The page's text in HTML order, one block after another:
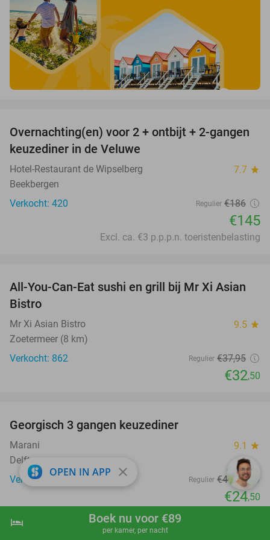
shopping_cart Boek nu
hotel Boek nu voor €89
per kamer, per nacht
22%
Overnachting(en) voor 2 + ontbijt + 2-gangen
keuzediner in de Veluwe
Hotel-Restaurant de Wipselberg 7.7 star
Beekbergen
Verkocht: 420
Regulier €186
€145
Excl. ca. €3 p.p.p.n. toeristenbelasting
14%
All-You-Can-Eat sushi en grill bij Mr Xi Asian
Bistro
Mr Xi Asian Bistro 9.5 star
Zoetermeer (8 km)
Verkocht: 862
Regulier €37,95
€32,50
Georgisch 3 gangen keuzediner
Marani 9.1 star
Delft
Verkocht: 831
Regulier €41 ,15
€24,50
OPEN IN APP close